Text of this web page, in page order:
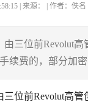
| 来源： | 作者：佚名
三位前Revolut
续费的，部分加
位前Revolut高